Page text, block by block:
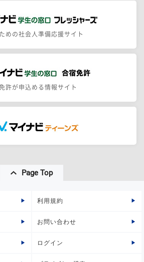
めの社会人準備応援サイト
許が申込める情報サイト
Page Top
利用規約
お問い合わせ
ログイン